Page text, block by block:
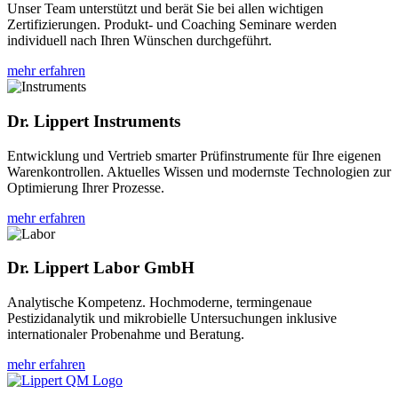
Unser Team unterstützt und berät Sie bei allen wichtigen
Zertifizierungen. Produkt- und Coaching Seminare werden
individuell nach Ihren Wünschen durchgeführt.
mehr erfahren
Dr. Lippert Instruments
Entwicklung und Vertrieb smarter Prüfinstrumente für Ihre eigenen
Warenkontrollen. Aktuelles Wissen und modernste Technologien zur
Optimierung Ihrer Prozesse.
mehr erfahren
Dr. Lippert Labor GmbH
Analytische Kompetenz. Hochmoderne, termingenaue
Pestizidanalytik und mikrobielle Untersuchungen inklusive
internationaler Probenahme und Beratung.
mehr erfahren